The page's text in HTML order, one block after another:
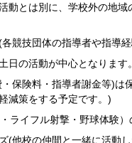
動とは別に、学校外の地
競技団体の指導者や指導
日の活動が中心となりま
保険料・指導者謝金等)は
減策をする予定です。)
ライフル射撃・野球体験
(他校の仲間と一緒に活動